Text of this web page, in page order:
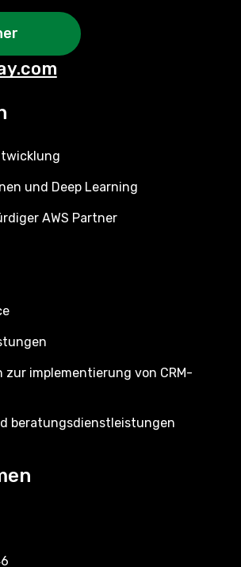
und Deep Learning
AWS Partner
implementierung von CRM-
beratungsdienstleistungen